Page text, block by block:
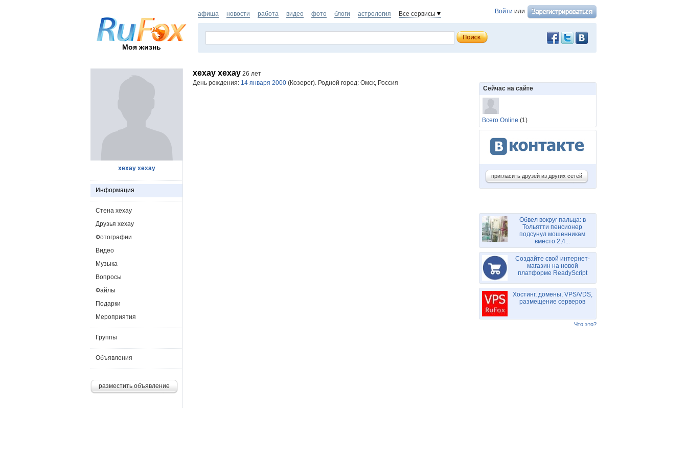
Моя жизнь
Войти или
афиша новости работа видео фото блоги астрология Все сервисы
xexay xexay 26 лет
День рождения: 14 января 2000 (Козерог). Родной город: Омск, Россия
xexay xexay
Информация
Стена xexay
Друзья xexay
Фотографии
Видео
Музыка
Вопросы
Файлы
Подарки
Мероприятия
Группы
Объявления
разместить объявление
Сейчас на сайте
Всего Online (1)
пригласить друзей из других сетей
Обвел вокруг пальца: в
Тольятти пенсионер
подсунул мошенникам
вместо 2,4...
Создайте свой интернет-
магазин на новой
платформе ReadyScript
Хостинг, домены, VPS/VDS,
размещение серверов
Что это?